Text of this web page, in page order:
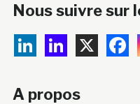
Nous suivre sur
A propos